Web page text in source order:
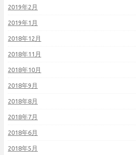
2019年2月
2019年1月
2018年12月
2018年11月
2018年10月
2018年9月
2018年8月
2018年7月
2018年6月
2018年5月